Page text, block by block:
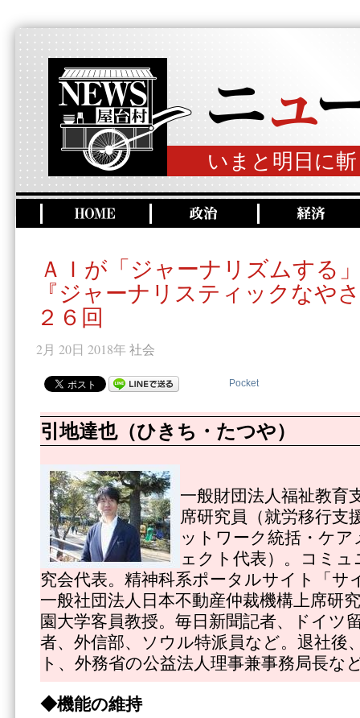
いまと明日に
ＡＩが「ジャーナリズムする
『ジャーナリスティックなや
２６回
2月 20日 2018年 社会
Pocket
引地達也（ひきち・たつや）
一般財団法人福祉教育
席研究員（就労移行支
ットワーク統括・ケ
ェクト代表）。コミ
究会代表。精神科系ポータルサイト「サ
一般社団法人日本不動産仲裁機構上席研
園大学客員教授。毎日新聞記者、ドイツ
者、外信部、ソウル特派員など。退社後
ト、外務省の公益法人理事兼事務局長な
◆機能の維持